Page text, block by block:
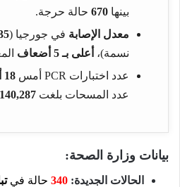
بينها 670 حالة حرجة.
معدل الإصابة في جورجيا (
نسمة)، أعلى بـ 5 أضعاف
عدد اختبارات PCR أمس
18 ألف
عدد المسحات بلغت
بيانات وزارة الصحة:
الحالات الجديدة: 340 حالة في